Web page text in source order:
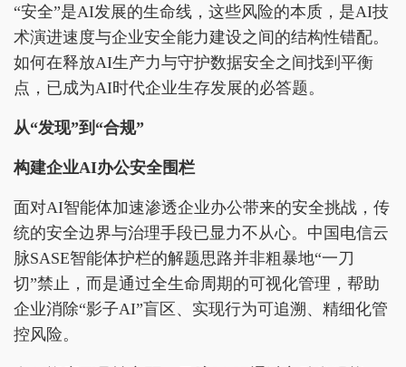
“安全”是AI发展的生命线，这些风险的本质，是AI技
术演进速度与企业安全能力建设之间的结构性错配。
如何在释放AI生产力与守护数据安全之间找到平衡
点，已成为AI时代企业生存发展的必答题。
从“发现”到“合规”
构建企业AI办公安全围栏
面对AI智能体加速渗透企业办公带来的安全挑战，传
统的安全边界与治理手段已显力不从心。中国电信云
脉SASE智能体护栏的解题思路并非粗暴地“一刀
切”禁止，而是通过全生命周期的可视化管理，帮助
企业消除“影子AI”盲区、实现行为可追溯、精细化管
控风险。